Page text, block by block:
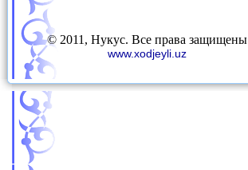
© 2011, Нукус. Все права защищены
www.xodjeyli.uz